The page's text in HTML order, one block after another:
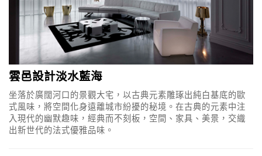
雲邑設計淡水藍海
坐落於廣闊河口的景觀大宅，以古典元素雕琢出純白基底的歐
式風味，將空間化身遠離城市紛擾的秘境。在古典的元素中注
入現代的幽默趣味，經典而不刻板，空間、家具、美景，交織
出新世代的法式優雅品味。